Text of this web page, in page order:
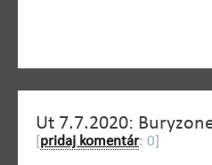
Ut 7.7.2020:
pridaj komentár: 0]